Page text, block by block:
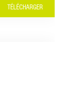
TÉLÉCHARGER